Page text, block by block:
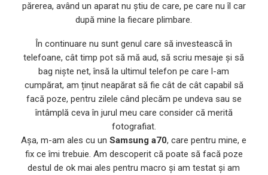
părerea, având un aparat nu știu de care, pe care nu îl car
după mine la fiecare plimbare.
În continuare nu sunt genul care să investească în
telefoane, cât timp pot să mă aud, să scriu mesaje și să
bag niște net, însă la ultimul telefon pe care l-am
cumpărat, am ținut neapărat să fie cât de cât capabil să
facă poze, pentru zilele când plecăm pe undeva sau se
întâmplă ceva în jurul meu care consider că merită
fotografiat.
Așa, m-am ales cu unSamsung a70, care pentru mine, e
fix ce îmi trebuie. Am descoperit că poate să facă poze
destul de ok mai ales pentru macro și am testat și am